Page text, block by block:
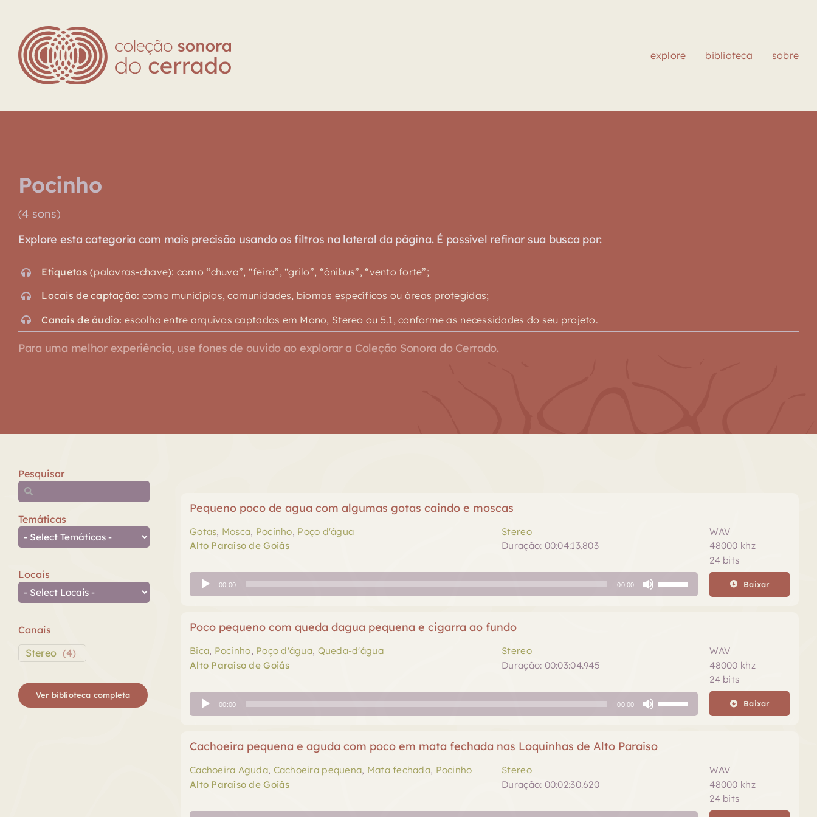
content
explore biblioteca sobre
Pocinho
(4 sons)
Explore esta categoria com mais precisão usando os filtros na lateral da página. É possível refinar sua busca por:
Etiquetas (palavras-chave): como “chuva”, “feira”, “grilo”, “ônibus”, “vento forte”;
Locais de captação: como municípios, comunidades, biomas específicos ou áreas protegidas;
Canais de áudio: escolha entre arquivos captados em Mono, Stereo ou 5.1, conforme as necessidades do seu projeto.
Para uma melhor experiência, use fones de ouvido ao explorar a Coleção Sonora do Cerrado.
Pesquisar
Temáticas
Locais
Canais
Stereo (4)
Ver biblioteca completa
Pequeno poco de agua com algumas gotas caindo e moscas
Gotas, Mosca, Pocinho, Poço d'água
Alto Paraíso de Goiás
Stereo
Duração: 00:04:13.803
WAV
48000 khz
24 bits
Tocador
de
00:00 00:00
para
aumentar
ou
o
Baixar
Poco pequeno com queda dagua pequena e cigarra ao fundo
Bica, Pocinho, Poço d'água, Queda-d'água
Alto Paraíso de Goiás
Stereo
Duração: 00:03:04.945
WAV
48000 khz
24 bits
Tocador
de
00:00 00:00
cima
para
Baixar
Cachoeira pequena e aguda com poco em mata fechada nas Loquinhas de Alto Paraiso
Cachoeira Aguda, Cachoeira pequena, Mata fechada, Pocinho
Alto Paraíso de Goiás
Stereo
Duração: 00:02:30.620
WAV
48000 khz
24 bits